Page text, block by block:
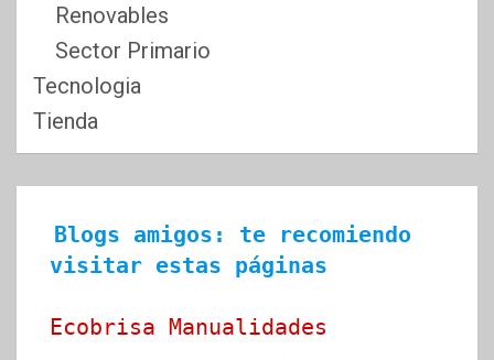
Renovables
Sector Primario
Tecnologia
Tienda
Blogs amigos: te recomiendo
visitar estas páginas
Ecobrisa Manualidades